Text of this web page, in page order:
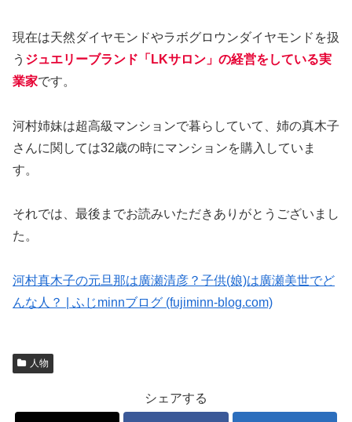
現在は天然ダイヤモンドやラボグロウンダイヤモンドを扱
う ジュエリーブランド「LKサロン」の経営をしている実
業家です。
河村姉妹は超高級マンションで暮らしていて、姉の真木子
さんに関しては32歳の時にマンションを購入していま
す。
それでは、最後までお読みいただきありがとうございまし
た。
河村真木子の元旦那は廣瀬清彦？子供(娘)は廣瀬美世でど
んな人？ | ふじminnブログ (fujiminn-blog.com)
人物
シェアする